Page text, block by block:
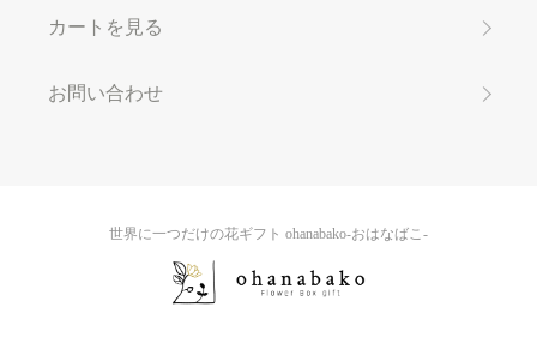
カートを見る
お問い合わせ
世界に一つだけの花ギフト ohanabako-おはなばこ-